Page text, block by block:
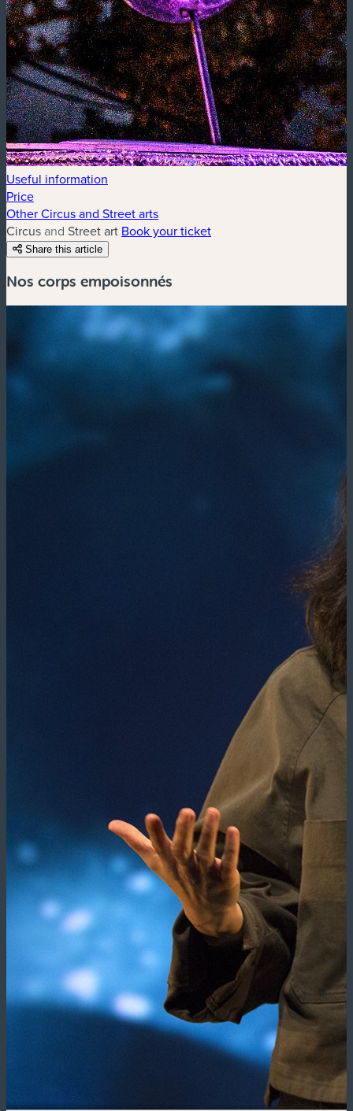
Useful information
Price
Other Circus and Street arts
Circus and Street art Book your ticket
Share this article
Nos corps empoisonnés